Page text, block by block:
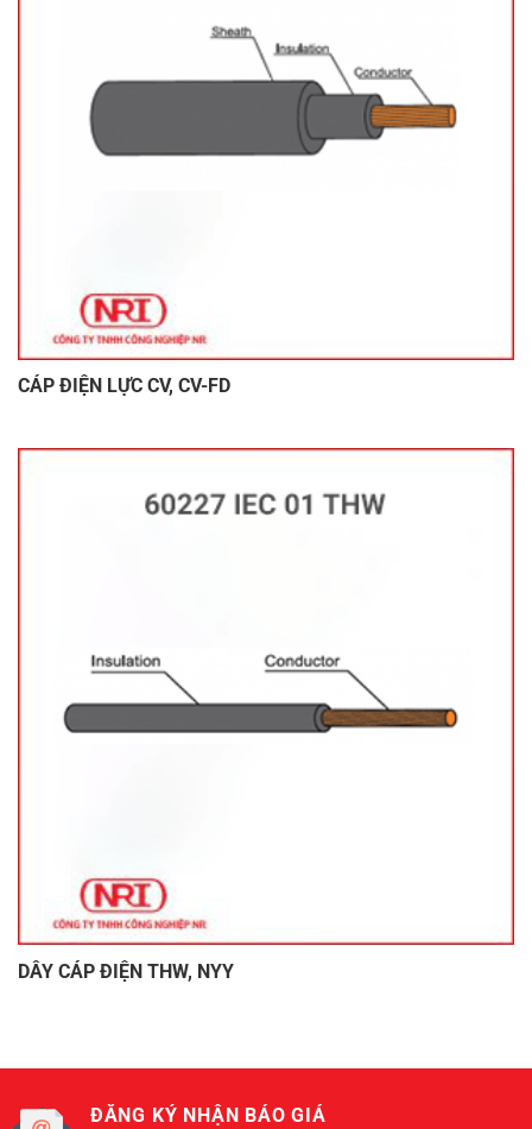
CÁP ĐIỆN LỰC CV, CV-FD
DÂY CÁP ĐIỆN THW, NYY
ĐĂNG KÝ NHẬN BÁO GIÁ